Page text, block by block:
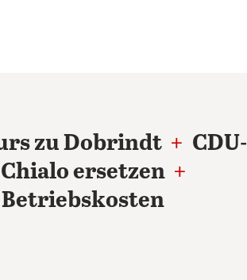
zu Dobrindt + CDU-
ersetzen +